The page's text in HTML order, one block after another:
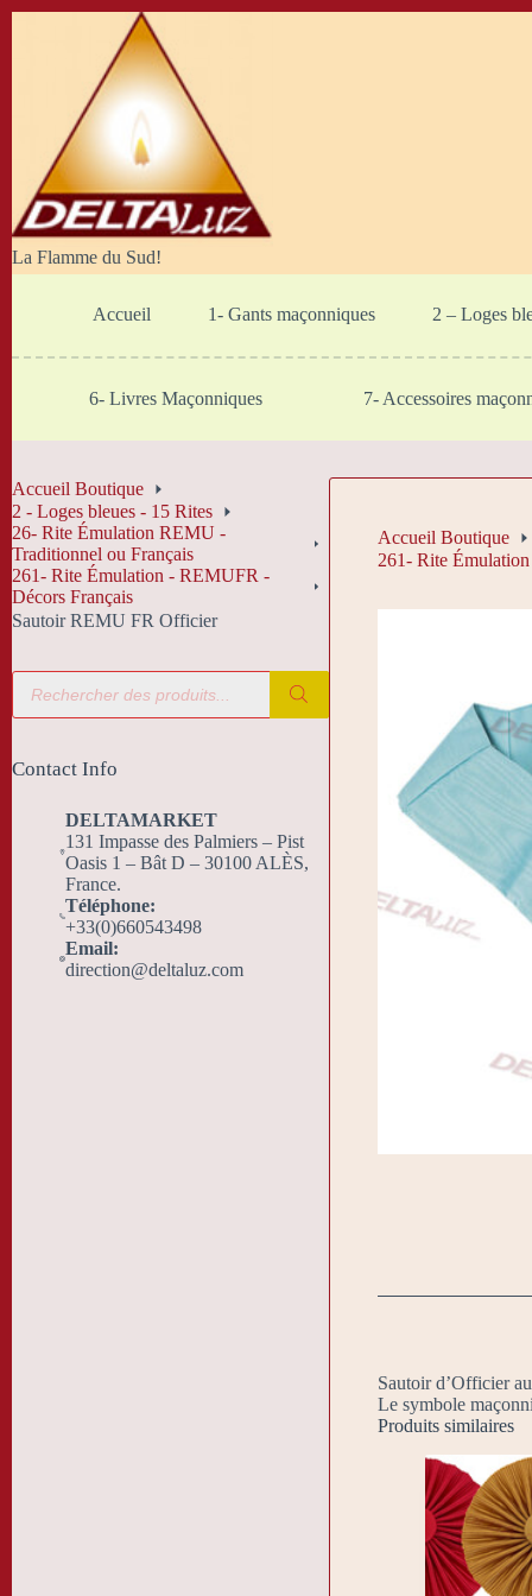
La Flamme du Sud!
Accueil 1- Gants maçonniques 2 – Loges
6- Livres Maçonniques 7- Accessoires
Accueil Boutique
261- Rite
Sautoir d’Officier
Le symbole
Produits similaires
Accueil Boutique
2 - Loges bleues - 15 Rites
26- Rite Émulation REMU -
Traditionnel ou Français
261- Rite Émulation - REMUFR -
Décors Français
Sautoir REMU FR Officier
Recherche
produits
Contact Info
DELTAMARKET
131 Impasse des Palmiers – Pist
Oasis 1 – Bât D – 30100 ALÈS,
France.
Téléphone:
+33(0)660543498
Email:
direction@deltaluz.com